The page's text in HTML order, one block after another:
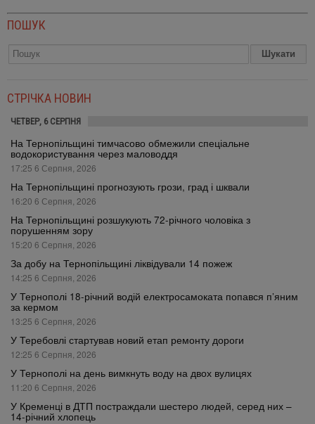
ПОШУК
СТРІЧКА НОВИН
ЧЕТВЕР, 6 СЕРПНЯ
На Тернопільщині тимчасово обмежили спеціальне
водокористування через маловоддя
17:25 6 Серпня, 2026
На Тернопільщині прогнозують грози, град і шквали
16:20 6 Серпня, 2026
На Тернопільщині розшукують 72-річного чоловіка з
порушенням зору
15:20 6 Серпня, 2026
За добу на Тернопільщині ліквідували 14 пожеж
14:25 6 Серпня, 2026
У Тернополі 18-річний водій електросамоката попався п’яним
за кермом
13:25 6 Серпня, 2026
У Теребовлі стартував новий етап ремонту дороги
12:25 6 Серпня, 2026
У Тернополі на день вимкнуть воду на двох вулицях
11:20 6 Серпня, 2026
У Кременці в ДТП постраждали шестеро людей, серед них –
14-річний хлопець